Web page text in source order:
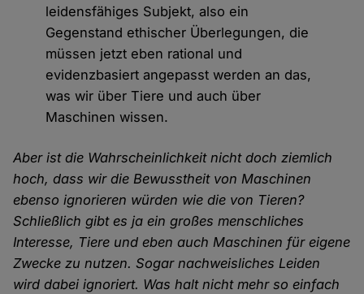
leidensfähiges Subjekt, also ein
Gegenstand ethischer Überlegungen, die
müssen jetzt eben rational und
evidenzbasiert angepasst werden an das,
was wir über Tiere und auch über
Maschinen wissen.
Aber ist die Wahrscheinlichkeit nicht doch ziemlich
hoch, dass wir die Bewusstheit von Maschinen
ebenso ignorieren würden wie die von Tieren?
Schließlich gibt es ja ein großes menschliches
Interesse, Tiere und eben auch Maschinen für eigene
Zwecke zu nutzen. Sogar nachweisliches Leiden
wird dabei ignoriert. Was halt nicht mehr so einfach